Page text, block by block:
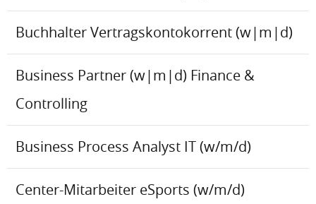
Buchhalter Vertragskontokorrent (w|m|d)
Business Partner (w|m|d) Finance &
Controlling
Business Process Analyst IT (w/m/d)
Center-Mitarbeiter eSports (w/m/d)